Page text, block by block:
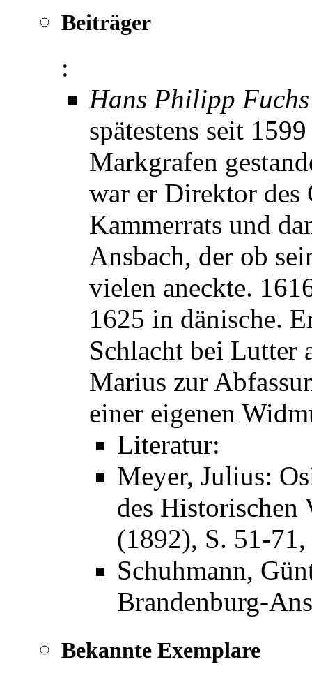
Beiträger
:
Hans Philipp
spätestens seit
Markgrafen
war er Direktor des
Kammerrats und
Ansbach, der ob
vielen aneckte.
1625 in dänische.
Schlacht bei Lutter
Marius zur
einer eigenen
Literatur:
Meyer, Julius:
des
(1892), S. 51-
Schuhmann,
Brandenburg-
Bekannte Exemplare